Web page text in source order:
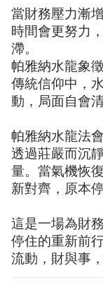
當財務壓力漸
時間會更努力
滯。
帕雅納水龍象
傳統信仰中，
動，局面自會清
帕雅納水龍法
透過莊嚴而沉
量。當氣機恢
新對齊，原本
這是一場為財
停住的重新前
流動，財與事